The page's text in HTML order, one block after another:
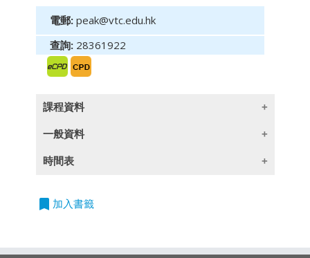
電郵: peak@vtc.edu.hk
查詢: 28361922
課程資料
要素。課程會讓你了解如何在工作中運用說服技
時的表現
的提示
一般資料
廣東話授課及使用中文教材
持續專業進修(CPD)/持續培訓(CPT)時數
時間表
*新學員在網上註冊後，必須經本學院
作身份核實，方可啟用eCPD培訓平臺
bookmark 加入書籤